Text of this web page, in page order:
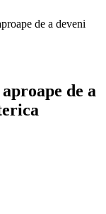
de a deveni
de a